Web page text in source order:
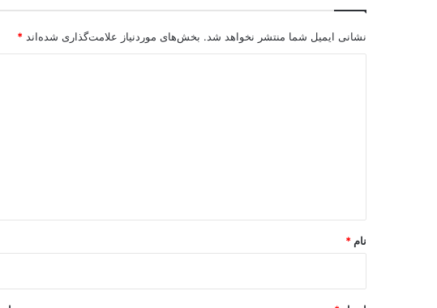
نشانی ایمیل شما منتشر نخواهد شد. بخش‌های موردنیاز علامت‌گذاری شده‌اند *
نام *